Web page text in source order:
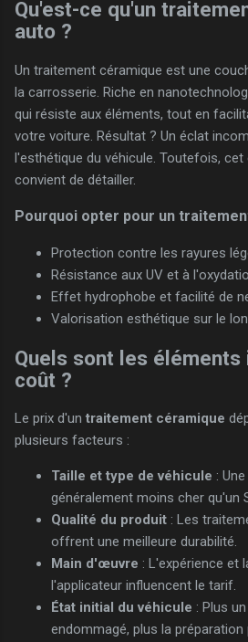
Qu'est-ce qu'un
auto ?
Un traitement céramique est une
la carrosserie. Riche en
qui résiste aux éléments, tout en
votre voiture. Résultat ? Un éclat
l'esthétique du véhicule. Toutefois, cet
convient de détailler.
Pourquoi opter pour un
Protection contre les rayures
Résistance aux UV et à
Effet hydrophobe et facilité de
Valorisation esthétique sur le
Quels sont les
coût ?
Le prix d'un traitement céramique
plusieurs facteurs :
Taille et type de véhicule :
généralement moins cher qu'un
Qualité du produit : Les
offrent une meilleure durabilité.
Main d'œuvre : L'expérience et
l'applicateur influencent le tarif.
État initial du véhicule : Plus
endommagé, plus la préparation